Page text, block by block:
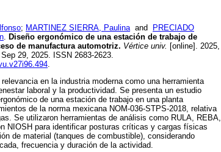
; MARTINEZ SIERRA, Paulinaand
PRECIADO
. Diseño ergonómico de una estación de trabajo de
de manufactura automotriz. Vértice univ. [online]. 2025,
29, 2025. ISSN 2683-2623.
.
en la industria moderna como una herramienta
laboral y la productividad. Se presenta un estudio
de una estación de trabajo en una planta
de la norma mexicana NOM-036-STPS-2018, relativa
Se utilizaron herramientas de análisis como RULA, REBA,
NIOSH para identificar posturas críticas y cargas físicas
de material (tanques de combustible), considerando
frecuencia y duración de la actividad.